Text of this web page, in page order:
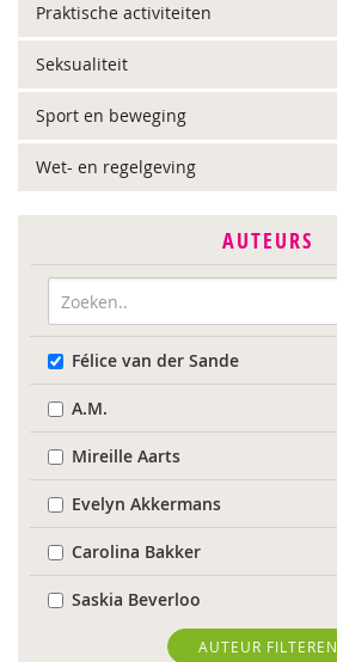
Praktische activiteiten
Seksualiteit
Sport en beweging
Wet- en regelgeving
AUTEURS
Félice van der Sande
A.M.
Mireille Aarts
Evelyn Akkermans
Carolina Bakker
Saskia Beverloo
Marieke BoelhouwerAUTEUR FILTEREN